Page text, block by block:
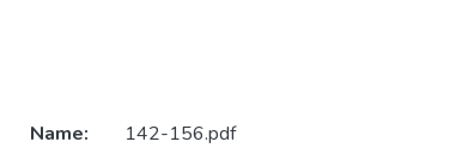
Name:
142-156.pdf